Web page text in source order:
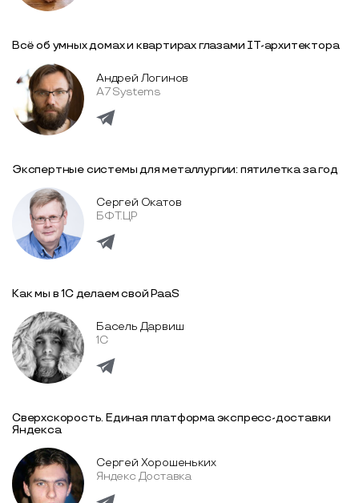
Всё об умных домах и квартирах глазами IT-архитектора
Андрей Логинов
A7 Systems
Экспертные системы для металлургии: пятилетка за год
Сергей Окатов
БФТ.ЦР
Как мы в 1С делаем свой PaaS
Басель Дарвиш
1С
Сверхскорость. Единая платформа экспресс-доставки
Яндекса
Сергей Хорошеньких
Яндекс Доставка